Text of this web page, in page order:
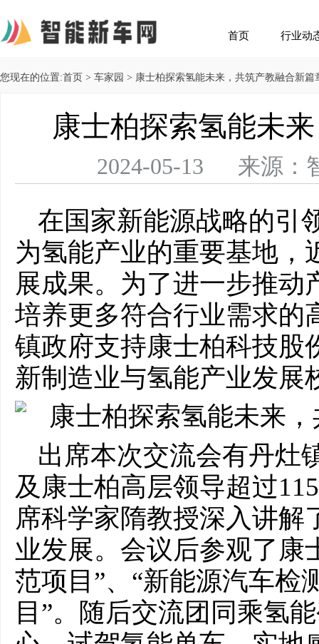
首页 行业动
您现在的位置:首页 > 车家园 > 康士柏探索氢能未来，共筑产教融合新篇
康士柏探索氢能未
2024-05-13 来源：
在国家新能源战略的引
为氢能产业的重要基地，
展成果。为了进一步推动
培养更多符合行业需求的
镇政府支持康士柏科技股
新制造业与氢能产业发展
出席本次交流会有丹灶
及康士柏高层领导超过
席科学家隋教授深入讲解
业发展。会议后参观了康
范项目”、“新能源汽车检
目”。随后交流团同乘氢